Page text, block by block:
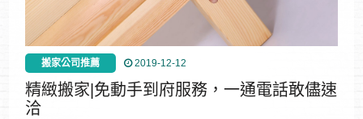
搬家公司推薦 2019-12-12
精緻搬家|免動手到府服務，一通電話敢儘速
洽